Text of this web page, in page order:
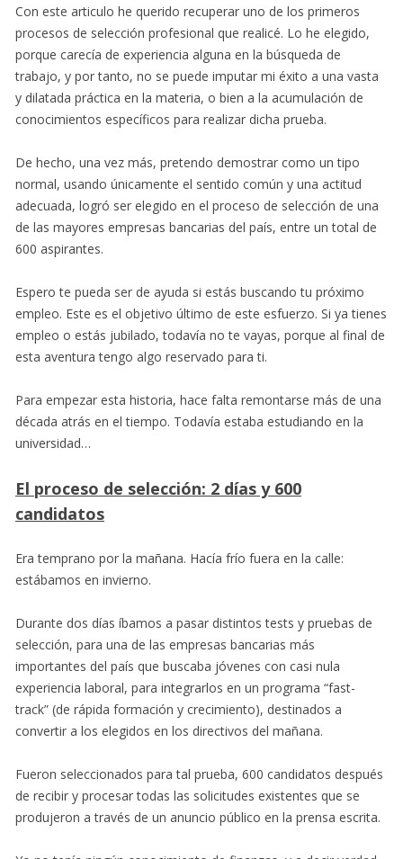
Con este articulo he querido recuperar uno de los primeros
procesos de selección profesional que realicé. Lo he elegido,
porque carecía de experiencia alguna en la búsqueda de
trabajo, y por tanto, no se puede imputar mi éxito a una vasta
y dilatada práctica en la materia, o bien a la acumulación de
conocimientos específicos para realizar dicha prueba.
De hecho, una vez más, pretendo demostrar como un tipo
normal, usando únicamente el sentido común y una actitud
adecuada, logró ser elegido en el proceso de selección de una
de las mayores empresas bancarias del país, entre un total de
600 aspirantes.
Espero te pueda ser de ayuda si estás buscando tu próximo
empleo. Este es el objetivo último de este esfuerzo. Si ya tienes
empleo o estás jubilado, todavía no te vayas, porque al final de
esta aventura tengo algo reservado para ti.
Para empezar esta historia, hace falta remontarse más de una
década atrás en el tiempo. Todavía estaba estudiando en la
universidad…
El proceso de selección: 2 días y 600
candidatos
Era temprano por la mañana. Hacía frío fuera en la calle:
estábamos en invierno.
Durante dos días íbamos a pasar distintos tests y pruebas de
selección, para una de las empresas bancarias más
importantes del país que buscaba jóvenes con casi nula
experiencia laboral, para integrarlos en un programa “fast-
track” (de rápida formación y crecimiento), destinados a
convertir a los elegidos en los directivos del mañana.
Fueron seleccionados para tal prueba, 600 candidatos después
de recibir y procesar todas las solicitudes existentes que se
produjeron a través de un anuncio público en la prensa escrita.